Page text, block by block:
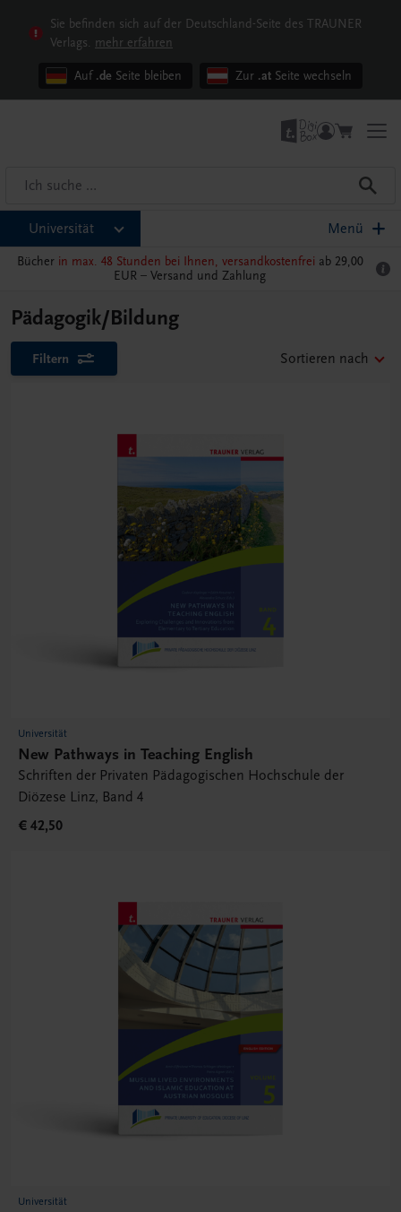
Sie befinden sich auf der Deutschland-Seite des TRAUNER
Verlags. mehr erfahren
Auf .de Seite bleiben Zur .at Seite wechseln
Universität Menü
Bücher in max. 48 Stunden bei Ihnen, versandkostenfrei ab 29,00
EUR – Versand und Zahlung
Pädagogik/Bildung
Filtern Sortieren nach
Universität
New Pathways in Teaching English
Schriften der Privaten Pädagogischen Hochschule der
Diözese Linz, Band 4
€ 42,50
Universität